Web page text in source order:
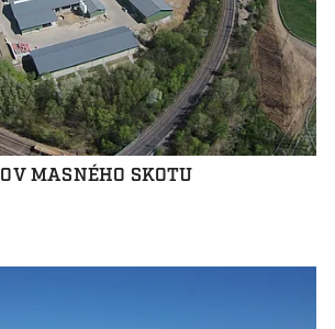
MASNÉHO SKOTU